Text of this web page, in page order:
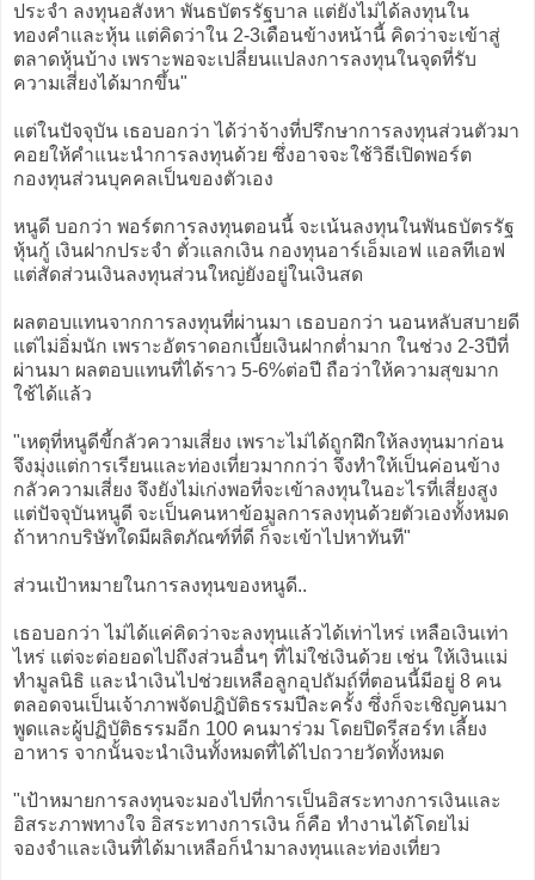
ประจำ ลงทุนอสังหา พันธบัตรรัฐบาล แต่ยังไม่ได้ลงทุนใน
ทองคำและหุ้น แต่คิดว่าใน 2-3เดือนข้างหน้านี้ คิดว่าจะเข้าสู่
ตลาดหุ้นบ้าง เพราะพอจะเปลี่ยนแปลงการลงทุนในจุดที่รับ
ความเสี่ยงได้มากขึ้น"
แต่ในปัจจุบัน เธอบอกว่า ได้ว่าจ้างที่ปรึกษาการลงทุนส่วนตัวมา
คอยให้คำแนะนำการลงทุนด้วย ซึ่งอาจจะใช้วิธีเปิดพอร์ต
กองทุนส่วนบุคคลเป็นของตัวเอง
หนูดี บอกว่า พอร์ตการลงทุนตอนนี้ จะเน้นลงทุนในพันธบัตรรัฐ
หุ้นกู้ เงินฝากประจำ ตั๋วแลกเงิน กองทุนอาร์เอ็มเอฟ แอลทีเอฟ
แต่สัดส่วนเงินลงทุนส่วนใหญ่ยังอยู่ในเงินสด
ผลตอบแทนจากการลงทุนที่ผ่านมา เธอบอกว่า นอนหลับสบายดี
แต่ไม่อิ่มนัก เพราะอัตราดอกเบี้ยเงินฝากต่ำมาก ในช่วง 2-3ปีที่
ผ่านมา ผลตอบแทนที่ได้ราว 5-6%ต่อปี ถือว่าให้ความสุขมาก
ใช้ได้แล้ว
"เหตุที่หนูดีขี้กลัวความเสี่ยง เพราะไม่ได้ถูกฝึกให้ลงทุนมาก่อน
จึงมุ่งแต่การเรียนและท่องเที่ยวมากกว่า จึงทำให้เป็นค่อนข้าง
กลัวความเสี่ยง จึงยังไม่เก่งพอที่จะเข้าลงทุนในอะไรที่เสี่ยงสูง
แต่ปัจจุบันหนูดี จะเป็นคนหาข้อมูลการลงทุนด้วยตัวเองทั้งหมด
ถ้าหากบริษัทใดมีผลิตภัณฑ์ที่ดี ก็จะเข้าไปหาทันที"
ส่วนเป้าหมายในการลงทุนของหนูดี..
เธอบอกว่า ไม่ได้แค่คิดว่าจะลงทุนแล้วได้เท่าไหร่ เหลือเงินเท่า
ไหร่ แต่จะต่อยอดไปถึงส่วนอื่นๆ ที่ไม่ใช่เงินด้วย เช่น ให้เงินแม่
ทำมูลนิธิ และนำเงินไปช่วยเหลือลูกอุปถัมถ์ที่ตอนนี้มีอยู่ 8 คน
ตลอดจนเป็นเจ้าภาพจัดปฎิบัติธรรมปีละครั้ง ซึ่งก็จะเชิญคนมา
พูดและผู้ปฏิบัติธรรมอีก 100 คนมาร่วม โดยปิดรีสอร์ท เลี้ยง
อาหาร จากนั้นจะนำเงินทั้งหมดที่ได้ไปถวายวัดทั้งหมด
"เป้าหมายการลงทุนจะมองไปที่การเป็นอิสระทางการเงินและ
อิสระภาพทางใจ อิสระทางการเงิน ก็คือ ทำงานได้โดยไม่
จองจำและเงินที่ได้มาเหลือก็นำมาลงทุนและท่องเที่ยว